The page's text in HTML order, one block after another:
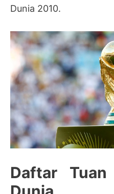
Dunia 2010.
Daftar Tuan